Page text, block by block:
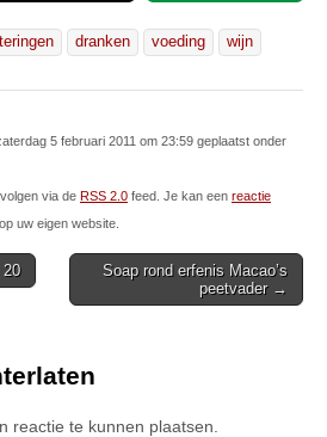
dranken voeding wijn
5 februari 2011 om 23:59 geplaatst onder
via de RSS 2.0 feed. Je kan een reactie
uw eigen website.
Soap rond erfenis Macao’s
peetvader →
reactie te kunnen plaatsen.